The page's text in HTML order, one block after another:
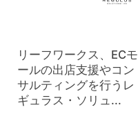
リーフワークス、ECモ
ールの出店支援やコン
サルティングを行うレ
ギュラス・ソリュ...